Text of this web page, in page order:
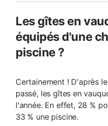
Les gîtes en
équipés d'une
piscine ?
Certainement ! D'après
passé, les gîtes en
l'année. En effet, 28 %
33 % une piscine.